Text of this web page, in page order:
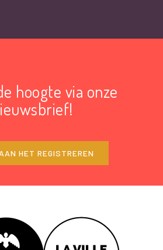
hoogte via onze
HET REGISTREREN